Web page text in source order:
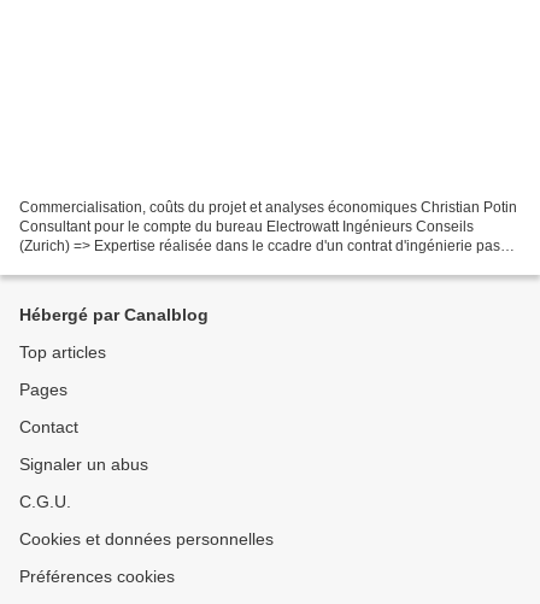
Commercialisation, coûts du projet et analyses économiques Christian Potin
Consultant pour le compte du bureau Electrowatt Ingénieurs Conseils
(Zurich) => Expertise réalisée dans le ccadre d'un contrat d'ingénierie passé
Hébergé par Canalblog
Top articles
Pages
Contact
Signaler un abus
C.G.U.
Cookies et données personnelles
Préférences cookies